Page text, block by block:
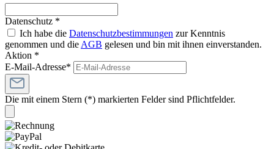
Datenschutz *
Ich habe die Datenschutzbestimmungen zur Kenntnis
genommen und die AGB gelesen und bin mit ihnen einverstanden.
Aktion *
E-Mail-Adresse*
Die mit einem Stern (*) markierten Felder sind Pflichtfelder.